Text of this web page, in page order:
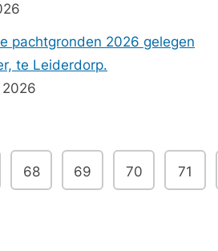
pachtgronden 2026 gelegen
te Leiderdorp.
68 69 70 71